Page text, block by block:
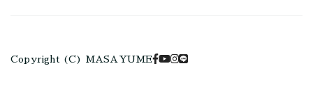
Copyright (C) MASAYUME